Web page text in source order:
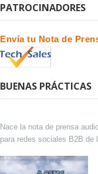
PATROCINADORES
Envía tu Nota de
BUENAS PRÁCTICAS
Nace la nota de prensa
para redes sociales B2B de